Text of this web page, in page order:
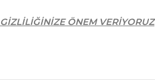
GİZLİLİĞİNİZE ÖNEM VERİYORUZ